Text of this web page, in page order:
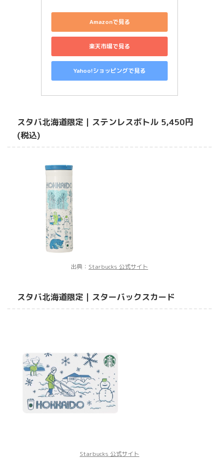
Amazonで見る
楽天市場で見る
Yahoo!ショッピングで見る
スタバ北海道限定｜ステンレスボトル 5,450円
(税込)
出典： Starbucks 公式サイト
スタバ北海道限定｜スターバックスカード
Starbucks 公式サイト